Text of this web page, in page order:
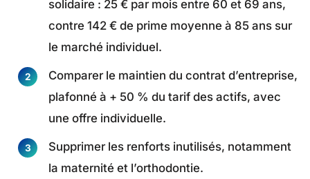
solidaire : 25 € par mois entre 60 et 69 ans,
contre 142 € de prime moyenne à 85 ans sur
le marché individuel.
Comparer le maintien du contrat d’entreprise,
plafonné à + 50 % du tarif des actifs, avec
une offre individuelle.
Supprimer les renforts inutilisés, notamment
la maternité et l’orthodontie.